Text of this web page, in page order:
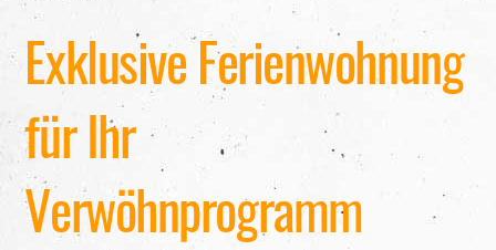
Exklusive Ferienwohnung
für Ihr
Verwöhnprogramm